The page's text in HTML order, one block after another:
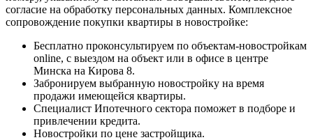
согласие на обработку персональных данных. Комплексное
сопровождение покупки квартиры в новостройке:
Бесплатно проконсультируем по объектам-новостройкам
online, с выездом на объект или в офисе в центре
Минска на Кирова 8.
Забронируем выбранную новостройку на время
продажи имеющейся квартиры.
Специалист Ипотечного сектора поможет в подборе и
привлечении кредита.
Новостройки по цене застройщика.